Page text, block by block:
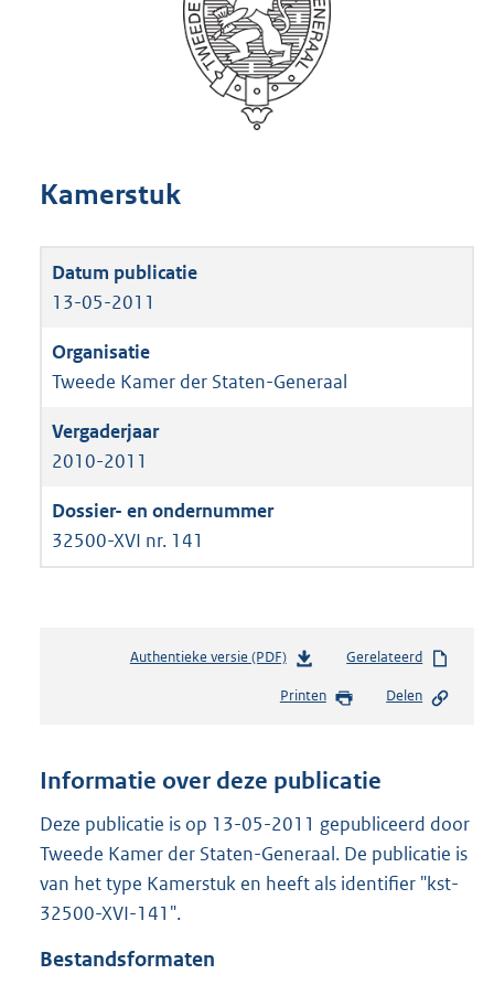
Kamerstuk
13-05-2011
Tweede Kamer der Staten-Generaal
2010-2011
32500-XVI nr. 141
Authentieke versie (PDF)b
s
n
s
r
o
Gerelateerd
Printen Delen
Informatie over deze publicatie
Deze publicatie is op 13-05-2011 gepubliceerd door
Tweede Kamer der Staten-Generaal. De publicatie is
van het type Kamerstuk en heeft als identifier "kst-
32500-XVI-141".
Bestandsformaten